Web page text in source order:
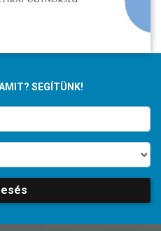
SEGÍTÜNK!